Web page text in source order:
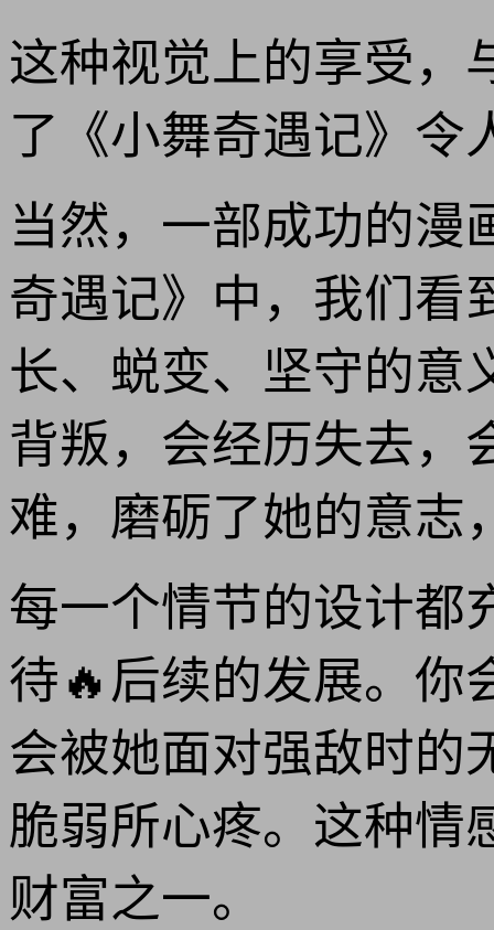
这种视觉上的享受，
了《小舞奇遇记》令
当然，一部成功的漫
奇遇记》中，我们看
长、蜕变、坚守的意
背叛，会经历失去，
难，磨砺了她的意志
每一个情节的设计都
待🔥后续的发展。你
会被她面对强敌时的
脆弱所心疼。这种情
财富之一。